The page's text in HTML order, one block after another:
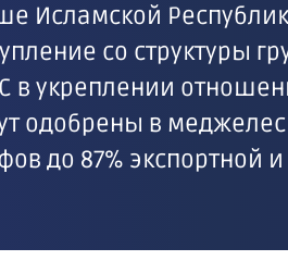
Исламской
со структуры
в укреплении
одобрены в
до 87% экспортной